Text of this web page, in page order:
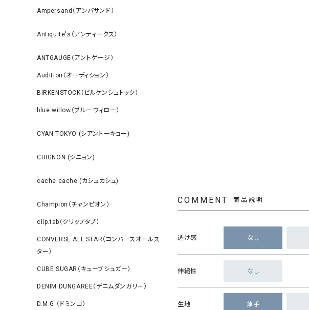
Ampersand（アンパサンド）
Antiquite's（アンティークス）
ANTGAUGE（アントゲージ）
Audition（オーディション）
BIRKENSTOCK（ビルケンシュトック）
blue willow（ブルーウィロー）
CYAN TOKYO (シアントーキョー)
CHIGNON (シニョン)
cache cache (カシュカシュ)
Champion（チャンピオン）
clip.tab（クリップタブ）
CONVERSE ALL STAR（コンバースオールス
ター）
CUBE SUGAR（キューブシュガー）
DENIM DUNGAREE（デニムダンガリー）
D.M.G.（ドミンゴ）
COMMENT 商品説明
透け感 なし
伸縮性 なし
生地 薄手